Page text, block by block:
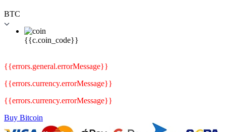
BTC
{{c.coin_code}}
{{errors.general.errorMessage}}
{{errors.currency.errorMessage}}
{{errors.currency.errorMessage}}
Buy Bitcoin